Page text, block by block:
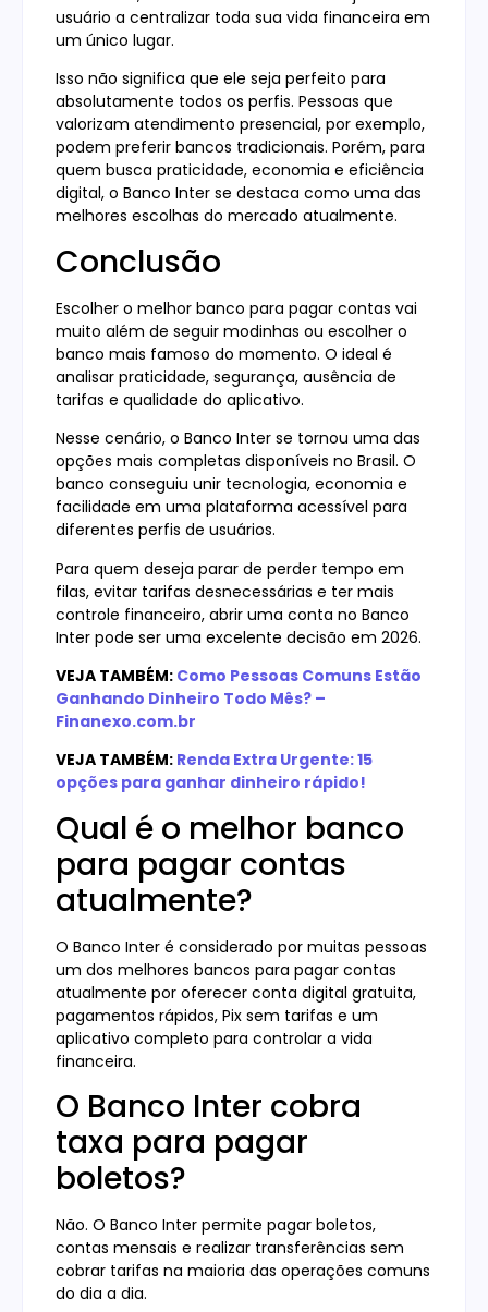
usuário a centralizar toda sua vida financeira em
um único lugar.
Isso não significa que ele seja perfeito para
absolutamente todos os perfis. Pessoas que
valorizam atendimento presencial, por exemplo,
podem preferir bancos tradicionais. Porém, para
quem busca praticidade, economia e eficiência
digital, o Banco Inter se destaca como uma das
melhores escolhas do mercado atualmente.
Conclusão
Escolher o melhor banco para pagar contas vai
muito além de seguir modinhas ou escolher o
banco mais famoso do momento. O ideal é
analisar praticidade, segurança, ausência de
tarifas e qualidade do aplicativo.
Nesse cenário, o Banco Inter se tornou uma das
opções mais completas disponíveis no Brasil. O
banco conseguiu unir tecnologia, economia e
facilidade em uma plataforma acessível para
diferentes perfis de usuários.
Para quem deseja parar de perder tempo em
filas, evitar tarifas desnecessárias e ter mais
controle financeiro, abrir uma conta no Banco
Inter pode ser uma excelente decisão em 2026.
VEJA TAMBÉM: Como Pessoas Comuns Estão
Ganhando Dinheiro Todo Mês? –
Finanexo.com.br
VEJA TAMBÉM: Renda Extra Urgente: 15
opções para ganhar dinheiro rápido!
Qual é o melhor banco
para pagar contas
atualmente?
O Banco Inter é considerado por muitas pessoas
um dos melhores bancos para pagar contas
atualmente por oferecer conta digital gratuita,
pagamentos rápidos, Pix sem tarifas e um
aplicativo completo para controlar a vida
financeira.
O Banco Inter cobra
taxa para pagar
boletos?
Não. O Banco Inter permite pagar boletos,
contas mensais e realizar transferências sem
cobrar tarifas na maioria das operações comuns
do dia a dia.